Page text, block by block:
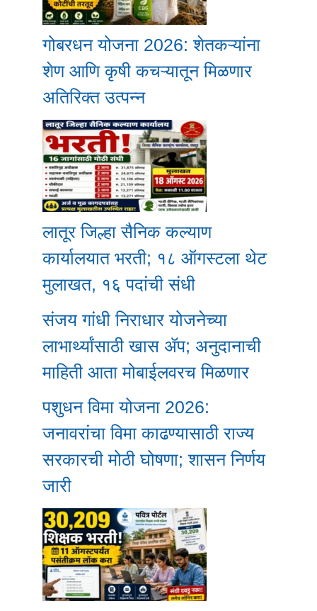
गोबरधन योजना 2026: शेतकऱ्यांना
शेण आणि कृषी कचऱ्यातून मिळणार
अतिरिक्त उत्पन्न
लातूर जिल्हा सैनिक कल्याण
कार्यालयात भरती; १८ ऑगस्टला थेट
मुलाखत, १६ पदांची संधी
संजय गांधी निराधार योजनेच्या
लाभार्थ्यांसाठी खास ॲप; अनुदानाची
माहिती आता मोबाईलवरच मिळणार
पशुधन विमा योजना 2026:
जनावरांचा विमा काढण्यासाठी राज्य
सरकारची मोठी घोषणा; शासन निर्णय
जारी